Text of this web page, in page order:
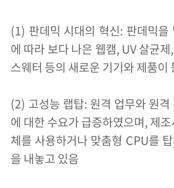
(1) 판데믹 시대의 혁신: 판데믹을
에 따라 보다 나은 웹캠, UV 살균
스웨터 등의 새로운 기기와 제품이
(2) 고성능 랩탑: 원격 업무와 원
에 대한 수요가 급증하였으며, 제
체를 사용하거나 맞춤형 CPU를
을 내놓고 있음